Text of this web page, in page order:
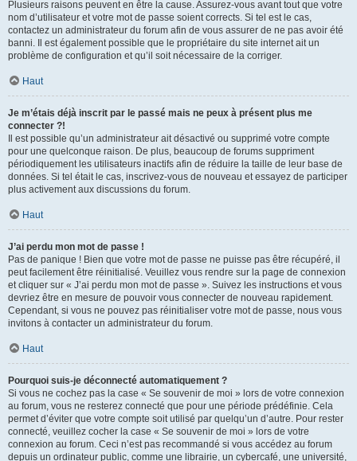
Plusieurs raisons peuvent en être la cause. Assurez-vous avant tout que votre
nom d’utilisateur et votre mot de passe soient corrects. Si tel est le cas,
contactez un administrateur du forum afin de vous assurer de ne pas avoir été
banni. Il est également possible que le propriétaire du site internet ait un
problème de configuration et qu’il soit nécessaire de la corriger.
Haut
Je m’étais déjà inscrit par le passé mais ne peux à présent plus me
connecter ?!
Il est possible qu’un administrateur ait désactivé ou supprimé votre compte
pour une quelconque raison. De plus, beaucoup de forums suppriment
périodiquement les utilisateurs inactifs afin de réduire la taille de leur base de
données. Si tel était le cas, inscrivez-vous de nouveau et essayez de participer
plus activement aux discussions du forum.
Haut
J’ai perdu mon mot de passe !
Pas de panique ! Bien que votre mot de passe ne puisse pas être récupéré, il
peut facilement être réinitialisé. Veuillez vous rendre sur la page de connexion
et cliquer sur « J’ai perdu mon mot de passe ». Suivez les instructions et vous
devriez être en mesure de pouvoir vous connecter de nouveau rapidement.
Cependant, si vous ne pouvez pas réinitialiser votre mot de passe, nous vous
invitons à contacter un administrateur du forum.
Haut
Pourquoi suis-je déconnecté automatiquement ?
Si vous ne cochez pas la case « Se souvenir de moi » lors de votre connexion
au forum, vous ne resterez connecté que pour une période prédéfinie. Cela
permet d’éviter que votre compte soit utilisé par quelqu’un d’autre. Pour rester
connecté, veuillez cocher la case « Se souvenir de moi » lors de votre
connexion au forum. Ceci n’est pas recommandé si vous accédez au forum
depuis un ordinateur public, comme une librairie, un cybercafé, une université,